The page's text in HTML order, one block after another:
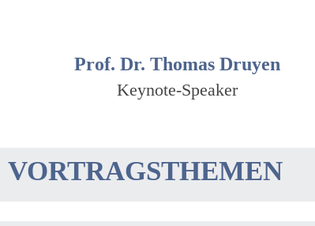
Prof. Dr. Thomas Druyen
Keynote-Speaker
VORTRAGSTHEMEN